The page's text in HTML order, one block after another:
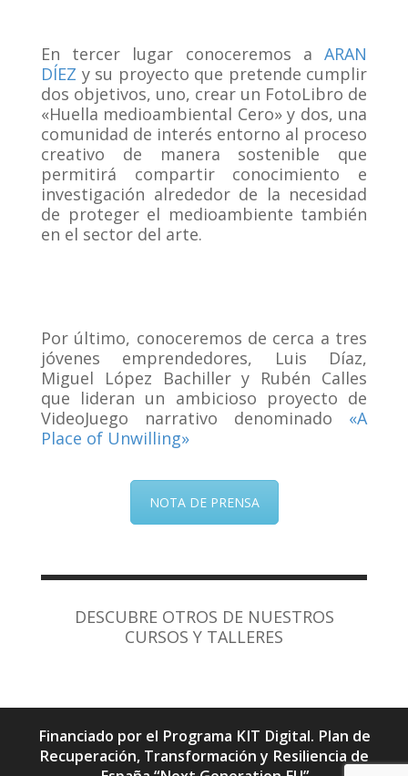
En tercer lugar conoceremos a ARAN
DÍEZ ​ y su proyecto que pretende cumplir
dos objetivos, uno, crear un FotoLibro de
«Huella medioambiental Cero» y dos, una
comunidad de interés entorno al proceso
creativo de manera sostenible que
permitirá compartir conocimiento e
investigación alrededor de la necesidad
de proteger el medioambiente también
en el sector del arte.
Por último, conoceremos de cerca a tres
jóvenes emprendedores, Luis Díaz,
Miguel López Bachiller y Rubén Calles
que lideran un ambicioso proyecto de
VideoJuego narrativo denominado «A
Place of Unwilling»
NOTA DE PRENSA
DESCUBRE OTROS DE NUESTROS
CURSOS Y TALLERES
Financiado por el Programa KIT Digital. Plan de
Recuperación, Transformación y Resiliencia de